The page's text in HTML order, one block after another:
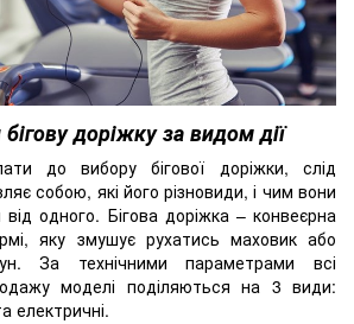
доріжку за видом дії
до вибору бігової доріжки, слід
собою, які його різновиди, і чим вони
від одного. Бігова доріжка – конвеєрна
яку змушує рухатись маховик або
За технічними параметрами всі
моделі поділяються на 3 види:
електричні.